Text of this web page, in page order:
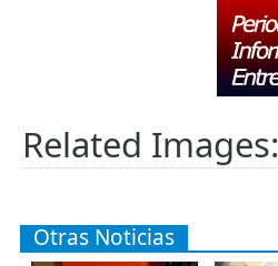
Related Images:
Otras Noticias